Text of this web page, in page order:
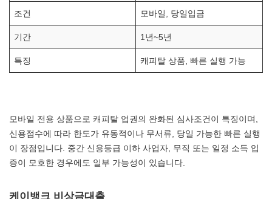
조건 모바일, 당일입금
기간 1년~5년
특징 캐피탈 상품, 빠른 실행 가능
모바일 전용 상품으로 캐피탈 업권의 완화된 심사조건이 특징이며,
신용점수에 따라 한도가 유동적이나 무서류, 당일 가능한 빠른 실행
이 장점입니다. 중간 신용등급 이하 사업자, 무직 또는 일정 소득 입
증이 모호한 경우에도 일부 가능성이 있습니다.
케이뱅크 비상금대출